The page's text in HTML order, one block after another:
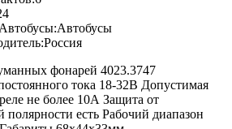
Автобусы
Россия
фонарей 4023.3747
тока 18-32В Допустимая
не более 10А Защита от
есть Рабочий диапазон